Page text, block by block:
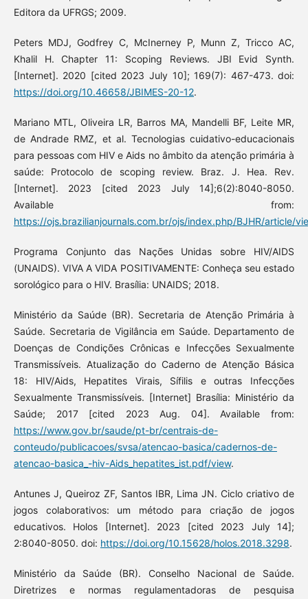
Editora da UFRGS; 2009.
Peters MDJ, Godfrey C, McInerney P, Munn Z, Tricco AC,
Khalil H. Chapter 11: Scoping Reviews. JBI Evid Synth.
[Internet]. 2020 [cited 2023 July 10]; 169(7): 467-473. doi:
https://doi.org/10.46658/JBIMES-20-12.
Mariano MTL, Oliveira LR, Barros MA, Mandelli BF, Leite MR,
de Andrade RMZ, et al. Tecnologias cuidativo-educacionais
para pessoas com HIV e Aids no âmbito da atenção primária à
saúde: Protocolo de scoping review. Braz. J. Hea. Rev.
[Internet]. 2023 [cited 2023 July 14];6(2):8040-8050.
Available from:
https://ojs.brazilianjournals.com.br/ojs/index.php/BJHR/article/
Programa Conjunto das Nações Unidas sobre HIV/AIDS
(UNAIDS). VIVA A VIDA POSITIVAMENTE: Conheça seu estado
sorológico para o HIV. Brasília: UNAIDS; 2018.
Ministério da Saúde (BR). Secretaria de Atenção Primária à
Saúde. Secretaria de Vigilância em Saúde. Departamento de
Doenças de Condições Crônicas e Infecções Sexualmente
Transmissíveis. Atualização do Caderno de Atenção Básica
18: HIV/Aids, Hepatites Virais, Sífilis e outras Infecções
Sexualmente Transmissíveis. [Internet] Brasília: Ministério da
Saúde; 2017 [cited 2023 Aug. 04]. Available from:
https://www.gov.br/saude/pt-br/centrais-de-
conteudo/publicacoes/svsa/atencao-basica/cadernos-de-
atencao-basica_-hiv-Aids_hepatites_ist.pdf/view.
Antunes J, Queiroz ZF, Santos IBR, Lima JN. Ciclo criativo de
jogos colaborativos: um método para criação de jogos
educativos. Holos [Internet]. 2023 [cited 2023 July 14];
2:8040-8050. doi: https://doi.org/10.15628/holos.2018.3298.
Ministério da Saúde (BR). Conselho Nacional de Saúde.
Diretrizes e normas regulamentadoras de pesquisa